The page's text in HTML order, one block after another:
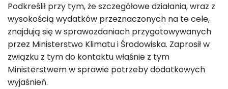
Podkreślił przy tym, że szczegółowe działania, wraz z
wysokością wydatków przeznaczonych na te cele,
znajdują się w sprawozdaniach przygotowywanych
przez Ministerstwo Klimatu i Środowiska. Zaprosił w
związku z tym do kontaktu właśnie z tym
Ministerstwem w sprawie potrzeby dodatkowych
wyjaśnień.